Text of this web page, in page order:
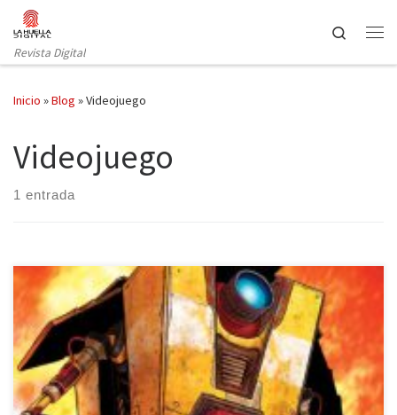
Saltar al contenido
Revista Digital
Search
Inicio »Blog »Videojuego
Videojuego
1 entrada
La editorial Fandogamia continúa descubriéndonos el cómic
Borderlands, basado en el videojuego del mismo nombre que
apareció en Microsoft Windows, en Xbox 360 y en PlayStation 3. La
caída Fyrestone es el segundo volumen, en el que acompañamos
a los cuatro personajes principales y héroes de esta obra, que ya